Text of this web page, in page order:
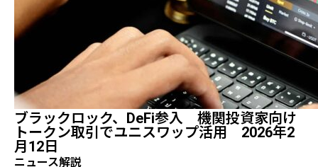
ブラックロック、DeFi参入 機関投資家向け
トークン取引でユニスワップ活用 2026年2
月12日
ニュース解説